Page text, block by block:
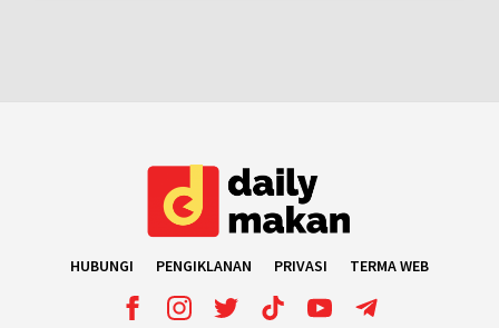
HUBUNGI PENGIKLANAN PRIVASI TERMA WEB